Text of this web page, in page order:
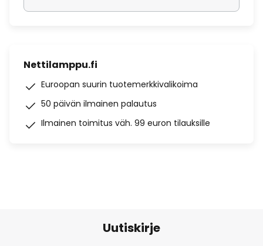
Nettilamppu.fi
Euroopan suurin tuotemerkkivalikoima
50 päivän ilmainen palautus
Ilmainen toimitus väh. 99 euron tilauksille
Uutiskirje